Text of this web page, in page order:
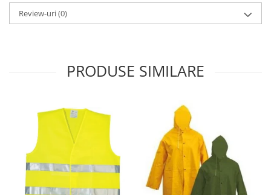
Review-uri(0)
PRODUSE SIMILARE